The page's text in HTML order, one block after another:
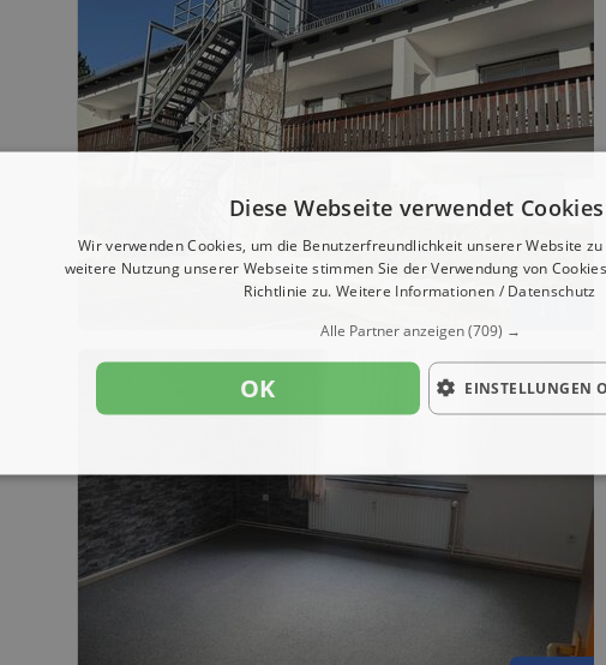
Diese Webseite verwendet
Wir verwenden Cookies, um die Benutzerfreundlichkeit unserer Website
weitere Nutzung unserer Webseite stimmen Sie der Verwendung von
Richtlinie zu. Weitere Informationen / Datenschutz
Alle Partner anzeigen(709) →
OK EINSTELLUNGEN